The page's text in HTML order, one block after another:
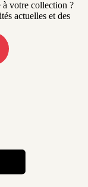
à votre collection ?
actuelles et des